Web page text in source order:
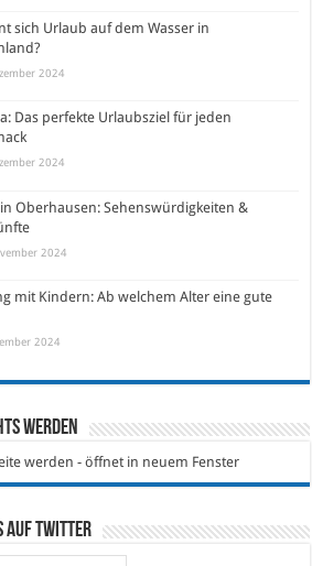
sich Urlaub auf dem Wasser in
2024
Das perfekte Urlaubsziel für jeden
2024
Oberhausen: Sehenswürdigkeiten &
2024
mit Kindern: Ab welchem Alter eine gute
2024
werden
auf Twitter